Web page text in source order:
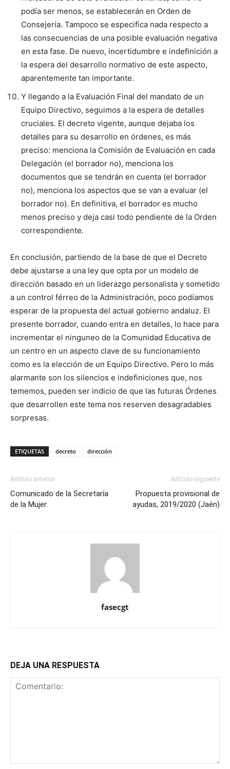
podía ser menos, se establecerán en Orden de
Consejería. Tampoco se especifica nada respecto a
las consecuencias de una posible evaluación negativa
en esta fase. De nuevo, incertidumbre e indefinición a
la espera del desarrollo normativo de este aspecto,
aparentemente tan importante.
Y llegando a la Evaluación Final del mandato de un
Equipo Directivo, seguimos a la espera de detalles
cruciales. El decreto vigente, aunque dejaba los
detalles para su desarrollo en órdenes, es más
preciso: menciona la Comisión de Evaluación en cada
Delegación (el borrador no), menciona los
documentos que se tendrán en cuenta (el borrador
no), menciona los aspectos que se van a evaluar (el
borrador no). En definitiva, el borrador es mucho
menos preciso y deja casi todo pendiente de la Orden
correspondiente.
En conclusión, partiendo de la base de que el Decreto
debe ajustarse a una ley que opta por un modelo de
dirección basado en un liderazgo personalista y sometido
a un control férreo de la Administración, poco podíamos
esperar de la propuesta del actual gobierno andaluz. El
presente borrador, cuando entra en detalles, lo hace para
incrementar el ninguneo de la Comunidad Educativa de
un centro en un aspecto clave de su funcionamiento
como es la elección de un Equipo Directivo. Pero lo más
alarmante son los silencios e indefiniciones que, nos
tememos, pueden ser indicio de que las futuras Órdenes
que desarrollen este tema nos reserven desagradables
sorpresas.
ETIQUETAS decreto dirección
Artículo anterior
Comunicado de la Secretaría
de la Mujer
Artículo siguiente
Propuesta provisional de
ayudas, 2019/2020 (Jaén)
fasecgt
DEJA UNA RESPUESTA